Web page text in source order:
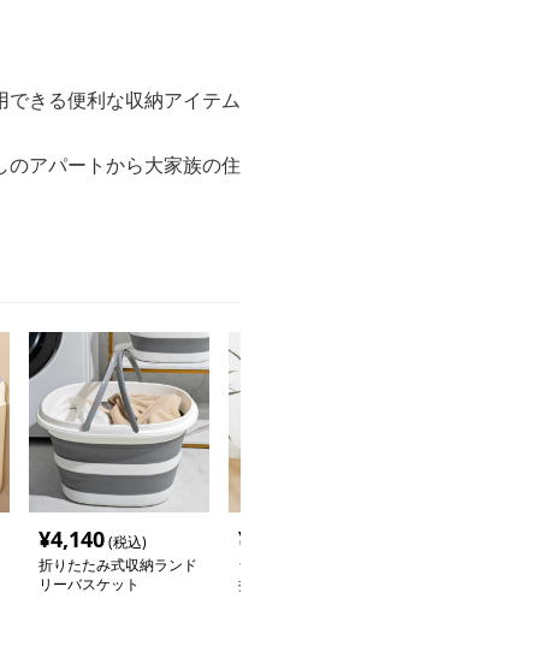
きる便利な収納アイテム
アパートから大家族の住
¥4,140(税込)
折りたたみ式収納ランド
リーバスケット
¥
ランドリーバスケット
折りたたみ式メッシュ収